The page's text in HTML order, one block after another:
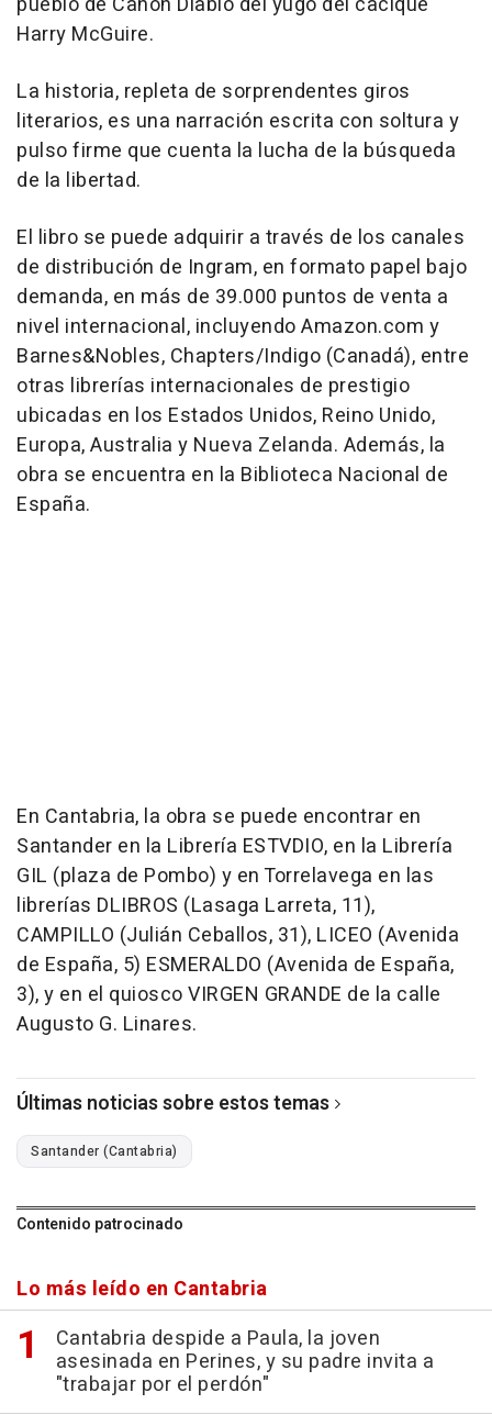
Harry McGuire.
La historia, repleta de sorprendentes giros
literarios, es una narración escrita con soltura y
pulso firme que cuenta la lucha de la búsqueda
de la libertad.
El libro se puede adquirir a través de los canales
de distribución de Ingram, en formato papel bajo
demanda, en más de 39.000 puntos de venta a
nivel internacional, incluyendo Amazon.com y
Barnes&Nobles, Chapters/Indigo (Canadá), entre
otras librerías internacionales de prestigio
ubicadas en los Estados Unidos, Reino Unido,
Europa, Australia y Nueva Zelanda. Además, la
obra se encuentra en la Biblioteca Nacional de
España.
En Cantabria, la obra se puede encontrar en
Santander en la Librería ESTVDIO, en la Librería
GIL (plaza de Pombo) y en Torrelavega en las
librerías DLIBROS (Lasaga Larreta, 11),
CAMPILLO (Julián Ceballos, 31), LICEO (Avenida
de España, 5) ESMERALDO (Avenida de España,
3), y en el quiosco VIRGEN GRANDE de la calle
Augusto G. Linares.
Últimas noticias sobre estos temas
Santander (Cantabria)
Contenido patrocinado
Lo más leído en Cantabria
Cantabria despide a Paula, la joven
asesinada en Perines, y su padre invita a
"trabajar por el perdón"